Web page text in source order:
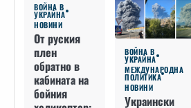
ВОЙНА В
УКРАЙНА
НОВИНИ
От руския
плен
обратно в
кабината на
бойния
ВОЙНА В
УКРАЙНА
МЕЖДУНАРОДНА
ПОЛИТИКА
НОВИНИ
Украински